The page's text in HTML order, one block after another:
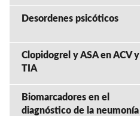
Desordenes psicóticos
Clopidogrel y ASA en ACV y
TIA
Biomarcadores en el
diagnóstico de la neumonía